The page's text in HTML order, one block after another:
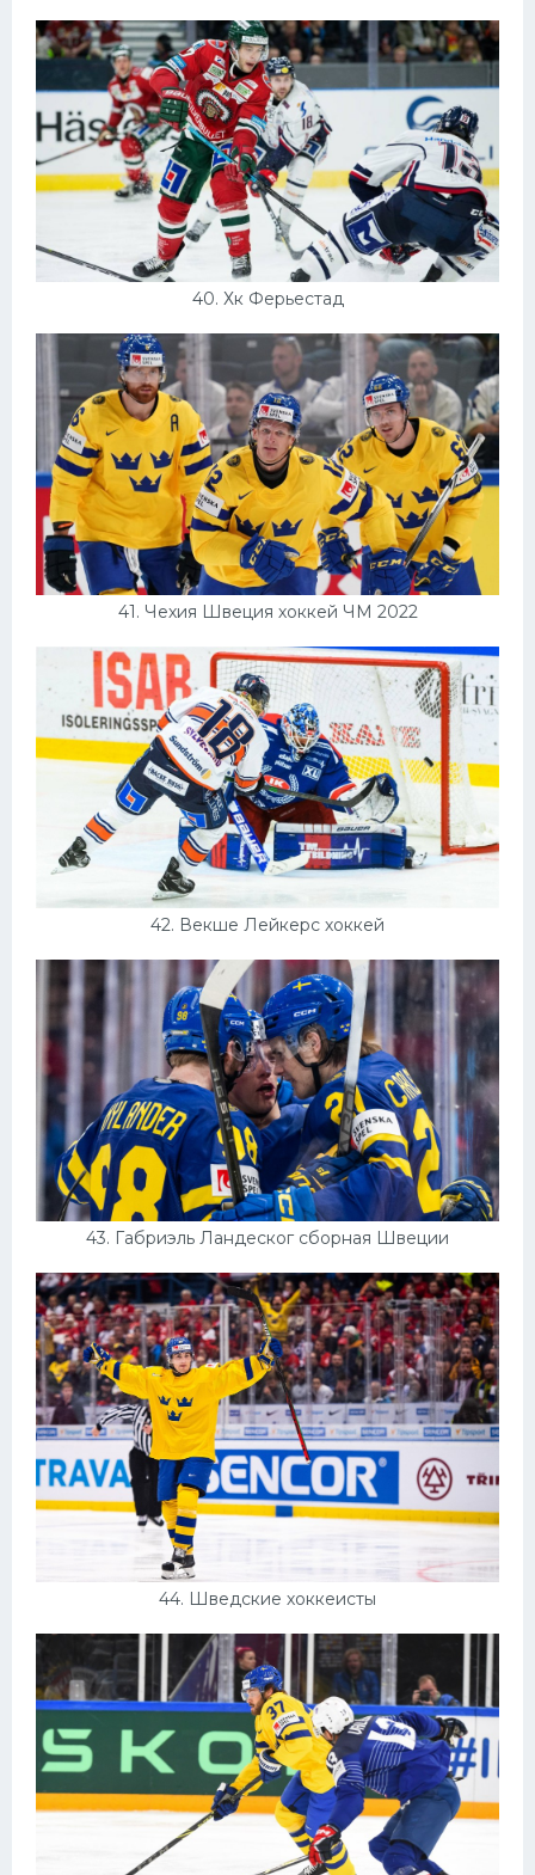
40. Хк Ферьестад
41. Чехия Швеция хоккей ЧМ 2022
42. Векше Лейкерс хоккей
43. Габриэль Ландеског сборная Швеции
44. Шведские хоккеисты